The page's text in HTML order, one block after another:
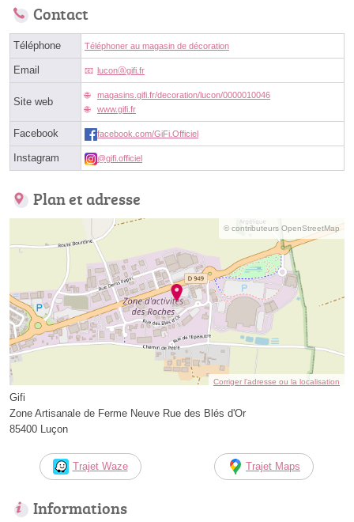
Contact
Téléphone Téléphoner au magasin de décoration
Email luconⓐgifi.fr
Site web
magasins.gifi.fr/decoration/lucon/0000010046
www.gifi.fr
Facebook facebook.com/GiFi.Officiel
Instagram @gifi.officiel
Plan et adresse
© contributeurs OpenStreetMap
Corriger l’adresse ou la localisation
Gifi
Zone Artisanale de Ferme Neuve Rue des Blés d'Or
85400 Luçon
Trajet Waze Trajet Maps
Informations